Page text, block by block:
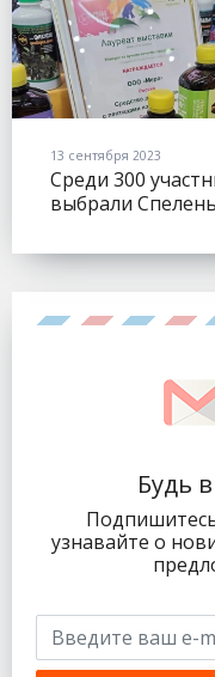
13 сентября 2023
Среди 300
выбрали
Будь
узнавайте о